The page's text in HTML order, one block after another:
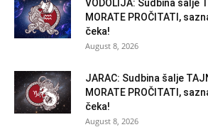
VODOLIJA: Sudbina šalje
MORATE PROČITATI,
čeka!
August 8, 2026
JARAC: Sudbina šalje
MORATE PROČITATI,
čeka!
August 8, 2026